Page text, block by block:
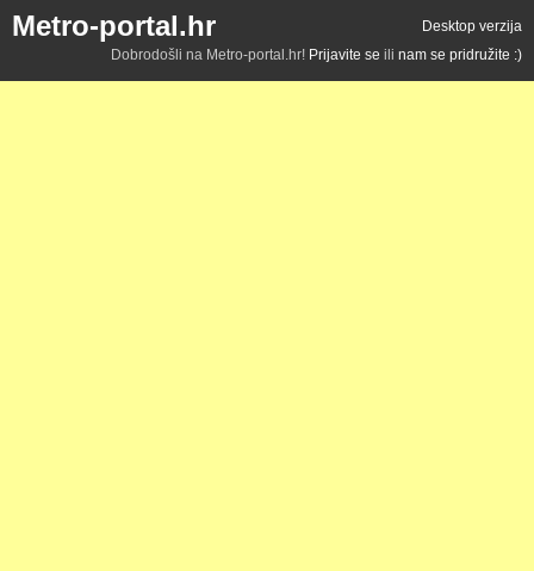
Metro-portal.hr
Desktop verzija
Dobrodošli na Metro-portal.hr! Prijavite se ili nam se pridružite :)